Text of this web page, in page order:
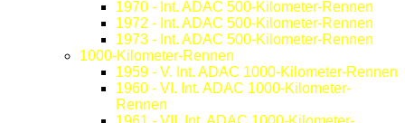
1970 - Int. ADAC 500-Kilometer-Rennen
1972 - Int. ADAC 500-Kilometer-Rennen
1973 - Int. ADAC 500-Kilometer-Rennen
1000-Kilometer-Rennen
1959 - V. Int. ADAC 1000-Kilometer-Rennen
1960 - VI. Int. ADAC 1000-Kilometer-
Rennen